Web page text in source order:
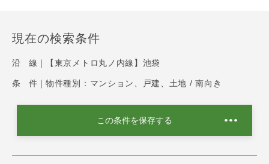
現在の検索条件
沿 線｜ 【東京メトロ丸ノ内線】池袋
条 件｜ 物件種別：マンション、戸建、土地 / 南向き
この条件を保存する